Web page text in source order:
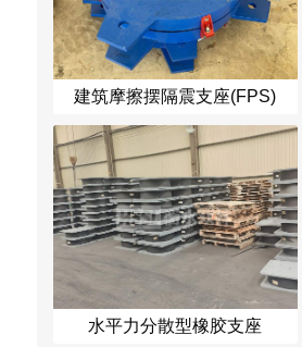
建筑摩擦摆隔震支座(FPS)
水平力分散型橡胶支座